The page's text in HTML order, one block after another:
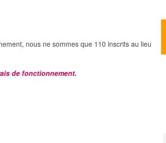
nous ne sommes que 110 inscrits au lieu
de fonctionnement.